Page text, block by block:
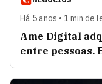
Há 5 anos • 1 min de
Ame Digital
entre pessoas.